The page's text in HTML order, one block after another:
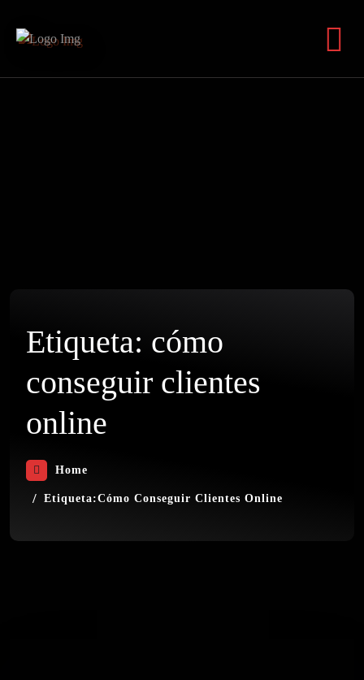
Etiqueta: cómo
conseguir clientes
online
Home
Etiqueta:Cómo Conseguir Clientes Online